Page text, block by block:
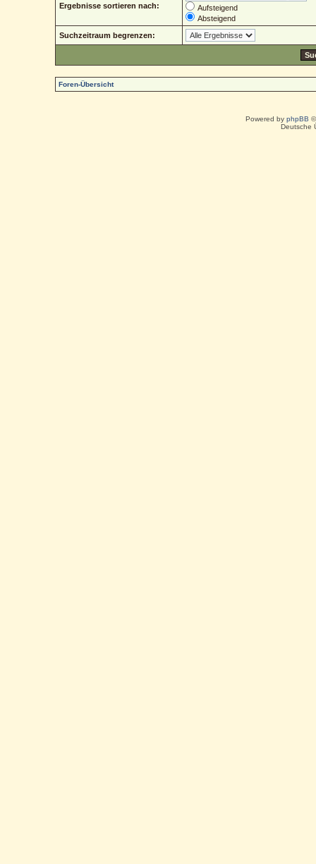
Ergebnisse sortieren nach:
Aufsteigend
Absteigend
Suchzeitraum begrenzen:
Foren-Übersicht
Powered by phpBB
Deutsche